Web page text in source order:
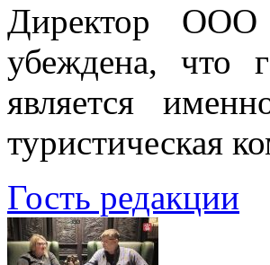
Директор
убеждена, что
является
туристическая
Гость редакции